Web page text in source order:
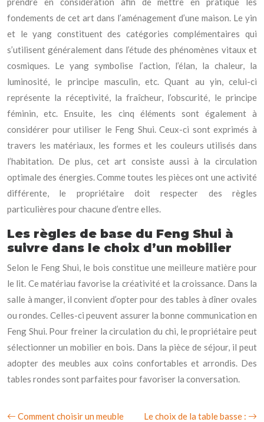
fondements de cet art dans l’aménagement d’une maison. Le yin
et le yang constituent des catégories complémentaires qui
s’utilisent généralement dans l’étude des phénomènes vitaux et
cosmiques. Le yang symbolise l’action, l’élan, la chaleur, la
luminosité, le principe masculin, etc. Quant au yin, celui-ci
représente la réceptivité, la fraîcheur, l’obscurité, le principe
féminin, etc. Ensuite, les cinq éléments sont également à
considérer pour utiliser le Feng Shui. Ceux-ci sont exprimés à
travers les matériaux, les formes et les couleurs utilisés dans
l’habitation. De plus, cet art consiste aussi à la circulation
optimale des énergies. Comme toutes les pièces ont une activité
différente, le propriétaire doit respecter des règles
particulières pour chacune d’entre elles.
Les règles de base du Feng Shui à
suivre dans le choix d’un mobilier
Selon le Feng Shui, le bois constitue une meilleure matière pour
le lit. Ce matériau favorise la créativité et la croissance. Dans la
salle à manger, il convient d’opter pour des tables à dîner ovales
ou rondes. Celles-ci peuvent assurer la bonne communication en
Feng Shui. Pour freiner la circulation du chi, le propriétaire peut
sélectionner un mobilier en bois. Dans la pièce de séjour, il peut
adopter des meubles aux coins confortables et arrondis. Des
tables rondes sont parfaites pour favoriser la conversation.
Comment choisir un meuble
Le choix de la table basse :